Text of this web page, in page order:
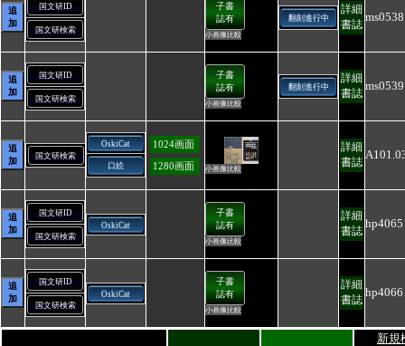
追
加
国文研ID
国文研検索
子書
誌有
小画像比較
翻刻進行中
詳細
書誌
ms0538
追
加
国文研ID
国文研検索
子書
誌有
小画像比較
翻刻進行中
詳細
書誌
ms0539
追
加
国文研検索
OskiCat
口絵
1024画面
1280画面 小画像比較
詳細
書誌
追
加
国文研ID
国文研検索
OskiCat
子書
誌有
小画像比較
詳細
書誌
hp4065
追
加
国文研ID
国文研検索
OskiCat
子書
誌有
小画像比較
詳細
書誌
hp4066
新規